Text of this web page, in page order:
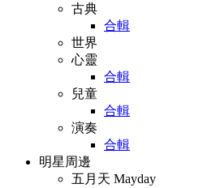
古典
合輯
世界
心靈
合輯
兒童
合輯
演奏
合輯
明星周邊
五月天 Mayday